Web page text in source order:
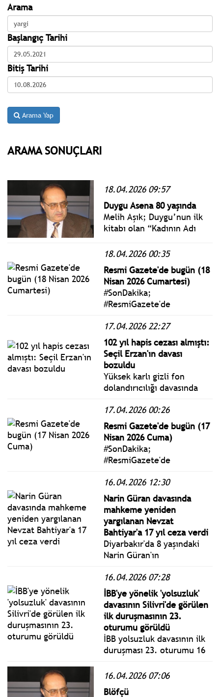
Arama
Başlangıç Tarihi
Bitiş Tarihi
Arama Yap
ARAMA SONUÇLARI
18.04.2026 09:57
Duygu Asena 80 yaşında
Melih Aşık; Duygu’nun ilk
kitabı olan “Kadının Adı
yılı içinde tam 40 baskı
Duygu Türkiye’de
kadınlara, kimliklerini,
kişiliklerini, eşit haklarını
hatırlattı.
18.04.2026 00:35
Resmi Gazete'de bugün (18
Nisan 2026 Cumartesi)
#SonDakika;
#ResmiGazete'de
Cumartesi yönetmelik,
genelge ve tebliğler
takip edebilirsiniz.
17.04.2026 22:27
102 yıl hapis cezası almıştı:
Seçil Erzan'ın davası
bozuldu
Yüksek karlı gizli fon
dolandırıcılığı davasında
çarptırılan Seçil Erzan
hakkındaki karar, istinaf
mahkemesince bozuldu.
Dosya yerel mahkemeye
gönderildi.
17.04.2026 00:26
Resmi Gazete'de bugün (17
Nisan 2026 Cuma)
#SonDakika;
#ResmiGazete'de
Cuma yönetmelik, genelge
ve tebliğler
takip edebilirsiniz.
16.04.2026 12:30
Narin Güran davasında
mahkeme yeniden
yargılanan Nevzat
Bahtiyar'a 17 yıl ceza verdi
Diyarbakır'da 8 yaşındaki
Narin Güran'ın
yeniden yargılanan komşu
Nevzat Bahtiyar'a "nitelikli
kasten öldürmeye yardım"
suçundan 17 yıl hapis
verildi.
16.04.2026 07:28
İBB'ye yönelik 'yolsuzluk'
davasının Silivri'de görülen
ilk duruşmasının 23.
oturumu görüldü
İBB yolsuzluk davasının ilk
duruşması 23. oturumu 16
Silivri'de görüldü. İBB
16.04.2026 07:06
Blöfçü